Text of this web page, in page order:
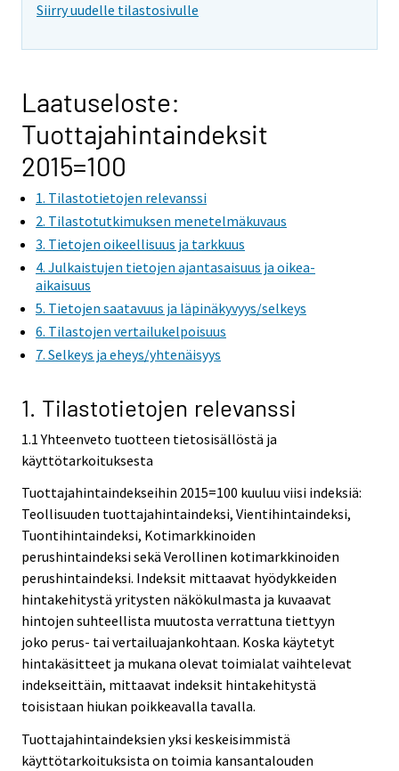
Siirry uudelle tilastosivulle
Laatuseloste:
Tuottajahintaindeksit
2015=100
1. Tilastotietojen relevanssi
2. Tilastotutkimuksen menetelmäkuvaus
3. Tietojen oikeellisuus ja tarkkuus
4. Julkaistujen tietojen ajantasaisuus ja oikea-
aikaisuus
5. Tietojen saatavuus ja läpinäkyvyys/selkeys
6. Tilastojen vertailukelpoisuus
7. Selkeys ja eheys/yhtenäisyys
1. Tilastotietojen relevanssi
1.1 Yhteenveto tuotteen tietosisällöstä ja
käyttötarkoituksesta
Tuottajahintaindekseihin 2015=100 kuuluu viisi indeksiä:
Teollisuuden tuottajahintaindeksi, Vientihintaindeksi,
Tuontihintaindeksi, Kotimarkkinoiden
perushintaindeksi sekä Verollinen kotimarkkinoiden
perushintaindeksi. Indeksit mittaavat hyödykkeiden
hintakehitystä yritysten näkökulmasta ja kuvaavat
hintojen suhteellista muutosta verrattuna tiettyyn
joko perus- tai vertailuajankohtaan. Koska käytetyt
hintakäsitteet ja mukana olevat toimialat vaihtelevat
indekseittäin, mittaavat indeksit hintakehitystä
toisistaan hiukan poikkeavalla tavalla.
Tuottajahintaindeksien yksi keskeisimmistä
käyttötarkoituksista on toimia kansantalouden